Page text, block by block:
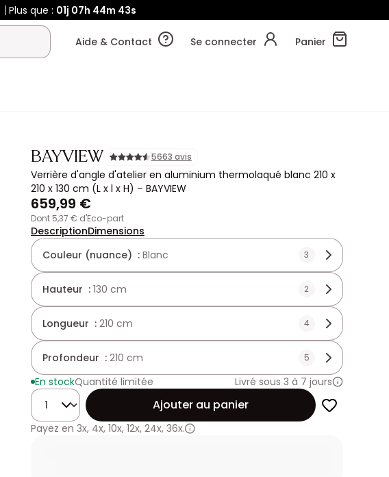
Plus que : 01j 07h 44m 43s
Aide & Contact Se connecter Panier
BAYVIEW 5663 avis
Verrière d'angle d'atelier en aluminium thermolaqué blanc 210 x
210 x 130 cm (L x l x H) – BAYVIEW
659,99 €
dont 5,37 € d'Eco-part
DescriptionDimensions
Couleur (nuance) : Blanc 3
Hauteur : 130 cm 2
Longueur : 210 cm 4
Profondeur : 210 cm 5
En stockQuantité limitée
Livré sous 3 à 7 jours
Quantité
Ajouter au panier
Payez en 3x, 4x, 10x, 12x, 24x, 36x.